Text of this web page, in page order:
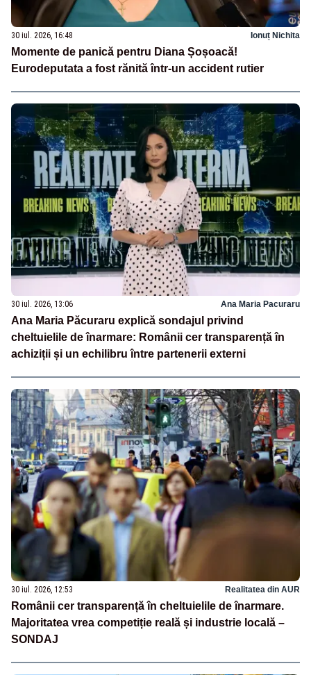
30 iul. 2026, 16:48 Ionuț Nichita
Momente de panică pentru Diana Șoșoacă!
Eurodeputata a fost rănită într-un accident rutier
30 iul. 2026, 13:06 Ana Maria Pacuraru
Ana Maria Păcuraru explică sondajul privind
cheltuielile de înarmare: Românii cer transparență în
achiziții și un echilibru între partenerii externi
30 iul. 2026, 12:53 Realitatea din AUR
Românii cer transparență în cheltuielile de înarmare.
Majoritatea vrea competiție reală și industrie locală –
SONDAJ